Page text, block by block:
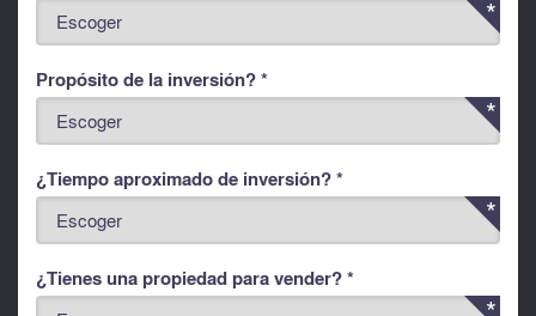
Propósito de la inversión? *
¿Tiempo aproximado de inversión? *
¿Tienes una propiedad para vender? *